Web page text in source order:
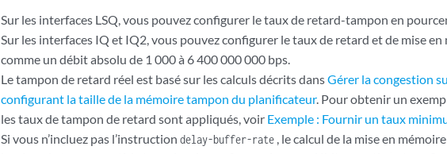
Sur les interfaces LSQ, vous pouvez configurer le taux de retard-tampon en
Sur les interfaces IQ et IQ2, vous pouvez configurer le taux de retard et de mise
comme un débit absolu de 1 000 à 6 400 000 000 bps.
Le tampon de retard réel est basé sur les calculs décrits dansGérer la congestion
configurant la taille de la mémoire tampon du planificateur. Pour obtenir un
les taux de tampon de retard sont appliqués, voir Exemple : Fournir un taux
Si vous n’incluez pas l’instructiondelay-buffer-rate , le calcul de la mise en